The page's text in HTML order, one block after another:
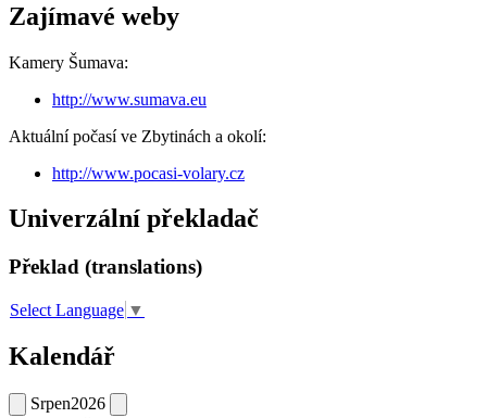
Zajímavé weby
Kamery Šumava:
http://www.sumava.eu
Aktuální počasí ve Zbytinách a okolí:
http://www.pocasi-volary.cz
Univerzální překladač
Překlad (translations)
Select Language ▼
Kalendář
Srpen2026